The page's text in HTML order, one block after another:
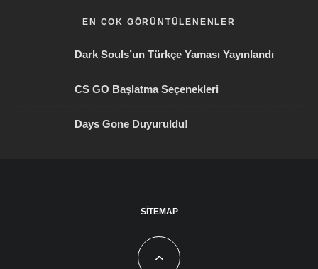
EN ÇOK GÖRÜNTÜLENENLER
Dark Souls’un Türkçe Yaması Yayınlandı
CS GO Başlatma Seçenekleri
Days Gone Duyuruldu!
SITEMAP